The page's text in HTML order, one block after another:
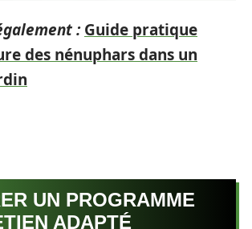
: Guide pratique
des nénuphars dans un
UN PROGRAMME
ADAPTÉ